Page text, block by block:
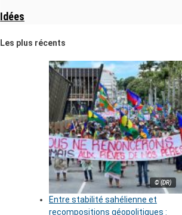
Idées
Les plus récents
© (DR)
Entre stabilité sahélienne et
recompositions géopolitiques :